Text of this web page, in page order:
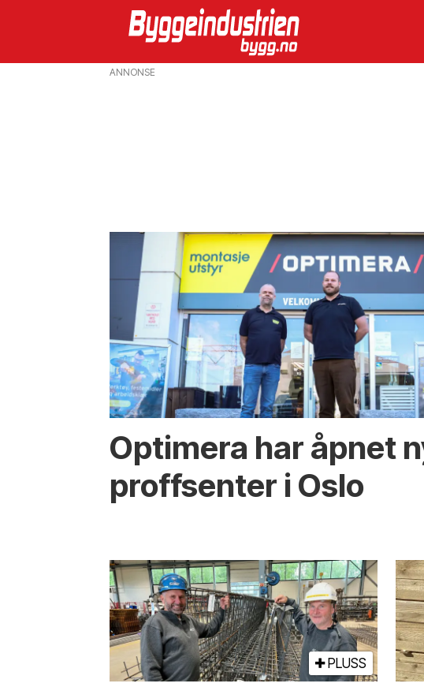
ANNONSE
Optimera har åpnet
proffsenter i Oslo
PLUSS